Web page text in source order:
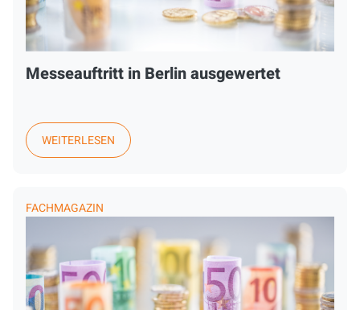
Messeauftritt in Berlin ausgewertet
WEITERLESEN
FACHMAGAZIN